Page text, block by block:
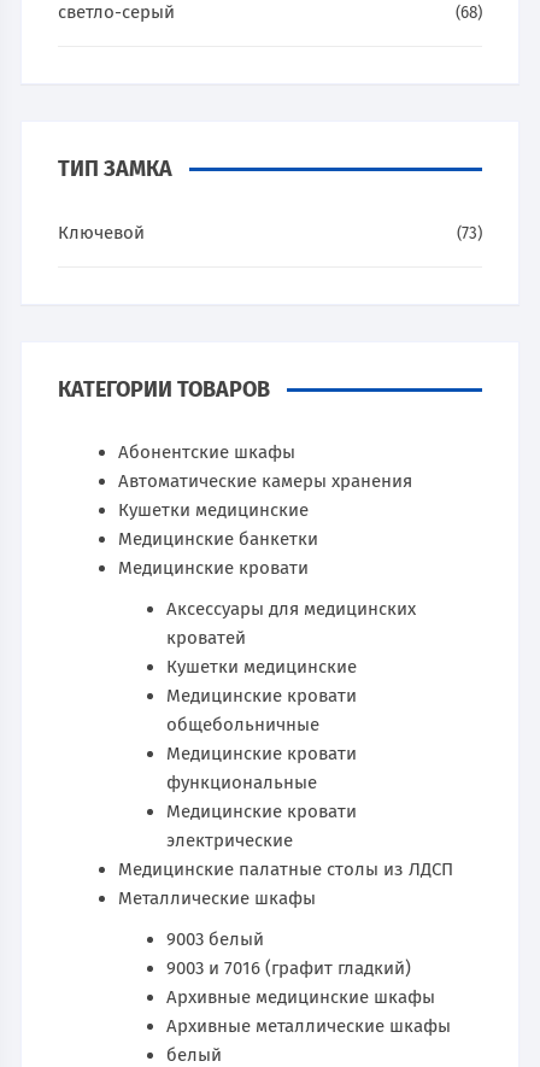
светло-серый (68)
ТИП ЗАМКА
Ключевой (73)
КАТЕГОРИИ ТОВАРОВ
Абонентские шкафы
Автоматические камеры хранения
Кушетки медицинские
Медицинские банкетки
Медицинские кровати
Аксессуары для медицинских
кроватей
Кушетки медицинские
Медицинские кровати
общебольничные
Медицинские кровати
функциональные
Медицинские кровати
электрические
Медицинские палатные столы из ЛДСП
Металлические шкафы
9003 белый
9003 и 7016 (графит гладкий)
Архивные медицинские шкафы
Архивные металлические шкафы
белый